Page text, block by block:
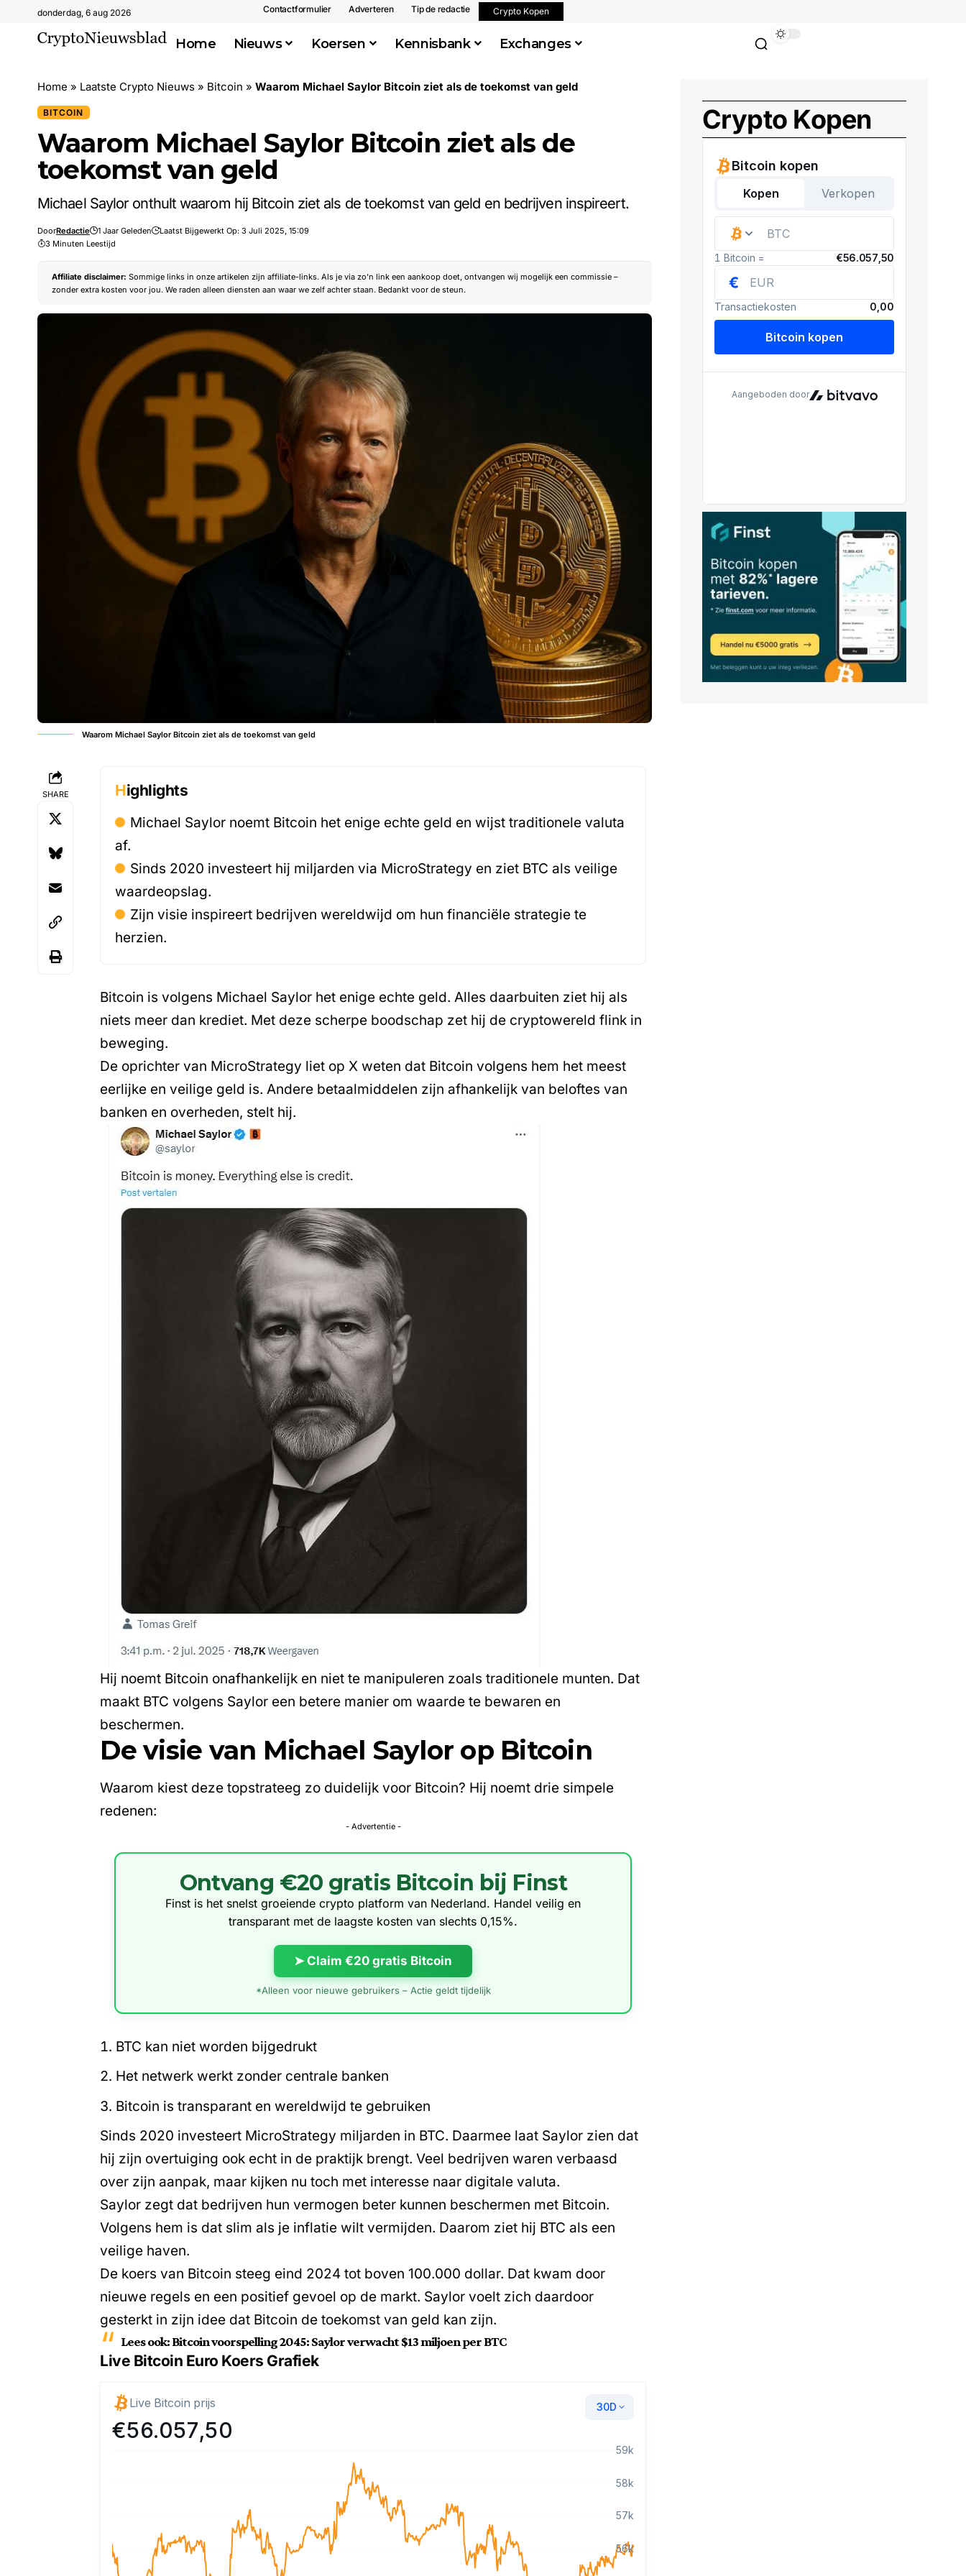
donderdag, 6 aug 2026 Contactformulier Adverteren Tip de redactie Crypto Kopen
Home Nieuws Koersen Kennisbank Exchanges
Home » Laatste Crypto Nieuws » Bitcoin » Waarom Michael Saylor Bitcoin ziet als de toekomst van geld
BITCOIN
Waarom Michael Saylor Bitcoin ziet als de
toekomst van geld
Michael Saylor onthult waarom hij Bitcoin ziet als de toekomst van geld en bedrijven inspireert.
DoorRedactie 1 Jaar Geleden
Laatst Bijgewerkt Op: 3 Juli 2025, 15:09
3 Minuten Leestijd
Affiliate disclaimer: Sommige links in onze artikelen zijn affiliate-links. Als je via zo’n link een aankoop doet, ontvangen wij mogelijk een commissie –
zonder extra kosten voor jou. We raden alleen diensten aan waar we zelf achter staan. Bedankt voor de steun.
Waarom Michael Saylor Bitcoin ziet als de toekomst van geld
SHARE Highlights
Michael Saylor noemt Bitcoin het enige echte geld en wijst traditionele valuta
af.
Sinds 2020 investeert hij miljarden via MicroStrategy en ziet BTC als veilige
waardeopslag.
Zijn visie inspireert bedrijven wereldwijd om hun financiële strategie te
herzien.
Bitcoin is volgens Michael Saylor het enige echte geld. Alles daarbuiten ziet hij als
niets meer dan krediet. Met deze scherpe boodschap zet hij de cryptowereld flink in
beweging.
De oprichter van MicroStrategy liet op X weten dat Bitcoinvolgens hem het meest
eerlijke en veilige geld is. Andere betaalmiddelen zijn afhankelijk van beloftes van
banken en overheden, stelt hij.
Hij noemt Bitcoin onafhankelijk en niet te manipuleren zoals traditionele munten. Dat
maakt BTC volgens Saylor een betere manier om waarde te bewaren en
beschermen.
De visie van Michael Saylor op Bitcoin
Waarom kiest deze topstrateeg zo duidelijk voor Bitcoin? Hij noemt drie simpele
redenen:
- Advertentie -
Ontvang €20 gratis Bitcoin bij Finst
Finst is het snelst groeiende crypto platform van Nederland. Handel veilig en
transparant met de laagste kosten van slechts 0,15%.
➤ Claim €20 gratis Bitcoin
*Alleen voor nieuwe gebruikers – Actie geldt tijdelijk
BTC kan niet worden bijgedrukt
Het netwerk werkt zonder centrale banken
Bitcoin is transparant en wereldwijd te gebruiken
Sinds 2020 investeert MicroStrategy miljarden in BTC. Daarmee laat Saylor zien dat
hij zijn overtuiging ook echt in de praktijk brengt. Veel bedrijven waren verbaasd
over zijn aanpak, maar kijken nu toch met interesse naar digitale valuta.
Saylor zegt dat bedrijven hun vermogen beter kunnen beschermen met Bitcoin.
Volgens hem is dat slim als je inflatie wilt vermijden. Daarom ziet hij BTC als een
veilige haven.
De koers van Bitcoin steeg eind 2024 tot boven 100.000 dollar. Dat kwam door
nieuwe regels en een positief gevoel op de markt. Saylor voelt zich daardoor
gesterkt in zijn idee dat Bitcoin de toekomst van geld kan zijn.
Lees ook:Bitcoin voorspelling 2045: Saylor verwacht $13 miljoen per BTC
Live Bitcoin Euro Koers Grafiek
Crypto Kopen